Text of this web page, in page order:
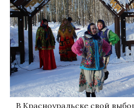
В Красноуральске свой